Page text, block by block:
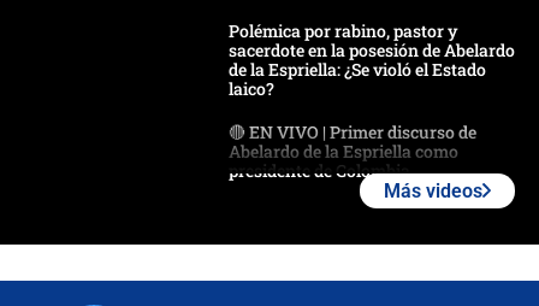
Polémica por rabino, pastor y
sacerdote en la posesión de Abelardo
de la Espriella: ¿Se violó el Estado
laico?
🔴 EN VIVO | Primer discurso de
Abelardo de la Espriella como
presidente de Colombia
Más videos